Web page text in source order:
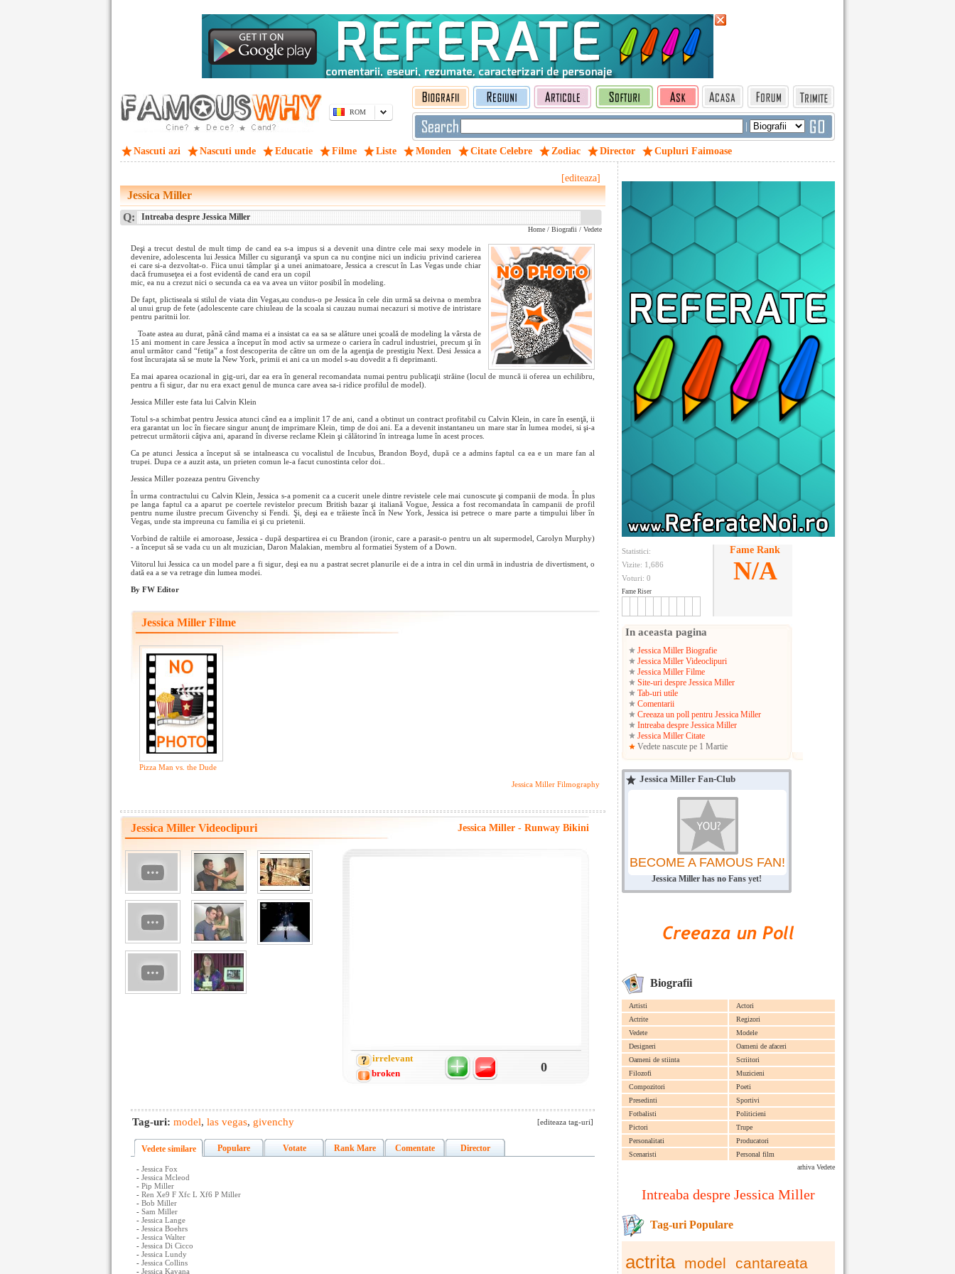
ROM
|
Nascuti azi Nascuti unde Educatie Filme Liste Monden Citate Celebre Zodiac Director Cupluri Faimoase
Statistici:
Vizite: 1,686
Voturi: 0
Fame Riser
Fame Rank
N/A
In aceasta pagina
Jessica Miller Biografie
Jessica Miller Videoclipuri
Jessica Miller Filme
Site-uri despre Jessica Miller
Tab-uri utile
Comentarii
Creeaza un poll pentru Jessica Miller
Intreaba despre Jessica Miller
Jessica Miller Citate
Vedete nascute pe 1 Martie
Jessica Miller Fan-Club
BECOME A FAMOUS FAN!
Jessica Miller has no Fans yet!
Biografii
Artisti
Actori
Actrite
Regizori
Vedete
Modele
Designeri
Oameni de afaceri
Oameni de stiinta
Scriitori
Filozofi
Muzicieni
Compozitori
Poeti
Presedinti
Sportivi
Fotbalisti
Politicieni
Pictori
Trupe
Personalitati
Producatori
Scenaristi
Personal film
arhiva Vedete
Intreaba despre Jessica Miller
Tag-uri Populare
actrita model cantareata
[editeaza]
Jessica Miller
Q: Intreaba despre Jessica Miller
Home / Biografii / Vedete
Deşi a trecut destul de mult timp de cand ea s-a impus si a devenit una dintre cele mai sexy modele in
devenire, adolescenta lui Jessica Miller cu siguranţă va spun ca nu conţine nici un indiciu privind carierea
ei care si-a dezvoltat-o. Fiica unui tâmplar şi a unei animatoare, Jessica a crescut în Las Vegas unde chiar
dacă frumuseţea ei a fost evidentă de cand era un copil
mic, ea nu a crezut nici o secunda ca ea va avea un viitor posibil în modeling.
De fapt, plictiseala si stilul de viata din Vegas,au condus-o pe Jessica în cele din urmă sa deivna o membra
al unui grup de fete (adolescente care chiuleau de la scoala si cauzau numai necazuri si motive de intristare
pentru paritnii lor.
Toate astea au durat, până când mama ei a insistat ca ea sa se alăture unei şcoală de modeling la vârsta de
15 ani moment in care Jessica a început în mod activ sa urmeze o cariera în cadrul industriei, precum şi în
anul următor cand “fetiţa” a fost descoperita de către un om de la agenţia de prestigiu Next. Desi Jessica a
fost încurajata să se mute la New York, primii ei ani ca un model s-au dovedit a fi deprimanti.
Ea mai aparea ocazional in gig-uri, dar ea era în general recomandata numai pentru publicaţii străine (locul de muncă ii oferea un echilibru,
pentru a fi sigur, dar nu era exact genul de munca care avea sa-i ridice profilul de model).
Jessica Miller este fata lui Calvin Klein
Totul s-a schimbat pentru Jessica atunci când ea a implinit 17 de ani, cand a obtinut un contract profitabil cu Calvin Klein, in care în esenţă, ii
era garantat un loc în fiecare singur anunţ de imprimare Klein, timp de doi ani. Ea a devenit instantaneu un mare star în lumea modei, si şi-a
petrecut următorii câţiva ani, aparand în diverse reclame Klein şi călătorind în intreaga lume în acest proces.
Ca pe atunci Jessica a început să se intalneasca cu vocalistul de Incubus, Brandon Boyd, după ce a admins faptul ca ea e un mare fan al
trupei. Dupa ce a auzit asta, un prieten comun le-a facut cunostinta celor doi..
Jessica Miller pozeaza pentru Givenchy
În urma contractului cu Calvin Klein, Jessica s-a pomenit ca a cucerit unele dintre revistele cele mai cunoscute şi companii de moda. În plus
pe langa faptul ca a aparut pe coertele revistelor precum British bazar şi italiană Vogue, Jessica a fost recomandata în campanii de profil
pentru nume ilustre precum Givenchy si Fendi. Şi, deşi ea e trăieste încă în New York, Jessica isi petrece o mare parte a timpului liber în
Vegas, unde sta impreuna cu familia ei şi cu prietenii.
Vorbind de raltiile ei amoroase, Jessica - după despartirea ei cu Brandon (ironic, care a parasit-o pentru un alt supermodel, Carolyn Murphy)
- a început să se vada cu un alt muzician, Daron Malakian, membru al formatiei System of a Down.
Viitorul lui Jessica ca un model pare a fi sigur, deşi ea nu a pastrat secret planurile ei de a intra in cel din urmă in industria de divertisment, o
dată ea a se va retrage din lumea modei.
By FW Editor
Jessica Miller Filme
Pizza Man vs. the Dude
Jessica Miller Filmography
Jessica Miller Videoclipuri Jessica Miller - Runway Bikini
irrelevant
0
broken
Tag-uri: model, las vegas, givenchy [editeaza tag-uri]
Vedete similare Populare Votate Rank Mare Comentate Director
- Jessica Fox
- Jessica Mcleod
- Pip Miller
- Ren Xe9 F Xfc L Xf6 P Miller
- Bob Miller
- Sam Miller
- Jessica Lange
- Jessica Boehrs
- Jessica Walter
- Jessica Di Cicco
- Jessica Lundy
- Jessica Collins
- Jessica Kavana